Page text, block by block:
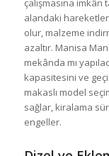
çalışmasına
alandaki
olur, malzeme
azaltır. Manisa
mekânda mı
kapasitesini ve
makaslı model
sağlar, kiralama
engeller.